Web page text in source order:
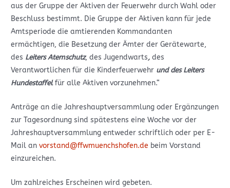
aus der Gruppe der Aktiven der Feuerwehr durch Wahl oder
Beschluss bestimmt. Die Gruppe der Aktiven kann für jede
Amtsperiode die amtierenden Kommandanten
ermächtigen, die Besetzung der Ämter der Gerätewarte,
des Leiters Atemschutz, des Jugendwarts, des
Verantwortlichen für die Kinderfeuerwehr und des Leiters
Hundestaffelfür alle Aktiven vorzunehmen.“
Anträge an die Jahreshauptversammlung oder Ergänzungen
zur Tagesordnung sind spätestens eine Woche vor der
Jahreshauptversammlung entweder schriftlich oder per E-
Mail anvorstand@ffwmuenchshofen.de beim Vorstand
einzureichen.
Um zahlreiches Erscheinen wird gebeten.